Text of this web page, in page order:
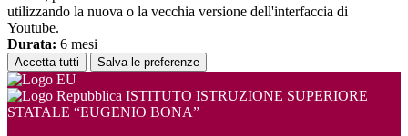
utilizzando la nuova o la vecchia versione dell'interfaccia di
Youtube.
Durata: 6 mesi
Accetta tutti Salva le preferenze
ISTITUTO ISTRUZIONE SUPERIORE
STATALE “EUGENIO BONA”